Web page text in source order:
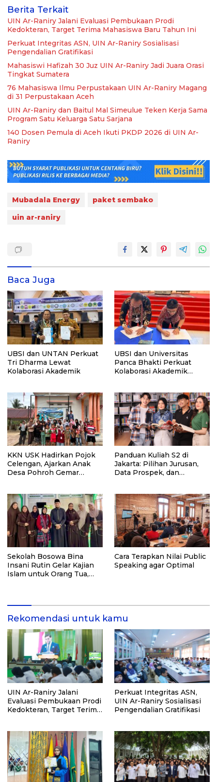
Berita Terkait
UIN Ar-Raniry Jalani Evaluasi Pembukaan Prodi
Kedokteran, Target Terima Mahasiswa Baru Tahun Ini
Perkuat Integritas ASN, UIN Ar-Raniry Sosialisasi
Pengendalian Gratifikasi
Mahasiswi Hafizah 30 Juz UIN Ar-Raniry Jadi Juara Orasi
Tingkat Sumatera
76 Mahasiswa Ilmu Perpustakaan UIN Ar-Raniry Magang
di 31 Perpustakaan Aceh
UIN Ar-Raniry dan Baitul Mal Simeulue Teken Kerja Sama
Program Satu Keluarga Satu Sarjana
140 Dosen Pemula di Aceh Ikuti PKDP 2026 di UIN Ar-
Raniry
Mubadala Energy
paket sembako
uin ar-raniry
Baca Juga
UBSI dan UNTAN Perkuat
Tri Dharma Lewat
Kolaborasi Akademik
UBSI dan Universitas
Panca Bhakti Perkuat
Kolaborasi Akademik
KKN USK Hadirkan Pojok
Celengan, Ajarkan Anak
Desa Pohroh Gemar
Panduan Kuliah S2 di
Jakarta: Pilihan Jurusan,
Data Prospek, dan
Sekolah Bosowa Bina
Insani Rutin Gelar Kajian
Islam untuk Orang Tua,
Cara Terapkan Nilai Public
Speaking agar Optimal
Rekomendasi untuk kamu
UIN Ar-Raniry Jalani
Evaluasi Pembukaan Prodi
Kedokteran, Target Terima
Perkuat Integritas ASN,
UIN Ar-Raniry Sosialisasi
Pengendalian Gratifikasi